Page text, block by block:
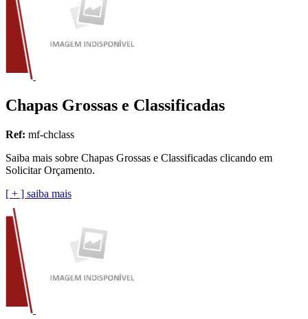
Chapas Grossas e Classificadas
Ref: mf-chclass
Saiba mais sobre Chapas Grossas e Classificadas clicando em
Solicitar Orçamento.
[ + ] saiba mais